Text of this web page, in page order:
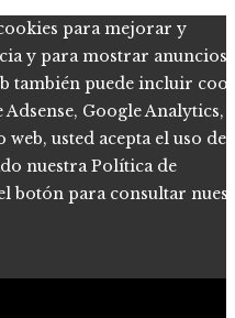
para mejorar y
y para mostrar anuncios
también puede incluir
Google Analytics,
usted acepta el uso de
nuestra Política de
botón para consultar